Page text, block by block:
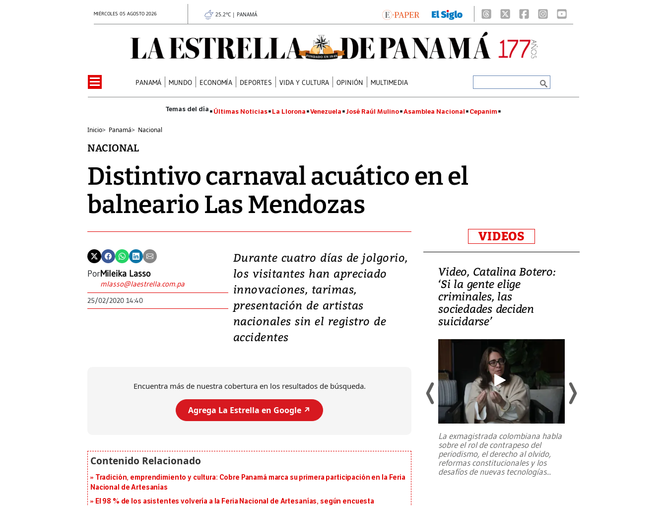
MIÉRCOLES 05 AGOSTO 2026 25.2°C | PANAMÁ
PANAMÁ MUNDO ECONOMÍA DEPORTES VIDA Y CULTURA OPINIÓN MULTIMEDIA
Últimas Noticias La Llorona Venezuela José Raúl Mulino Asamblea Nacional Cepanim
Inicio> Panamá> Nacional
NACIONAL
Distintivo carnaval acuático en el
balneario Las Mendozas
PorMileika Lasso
mlasso@laestrella.com.pa
25/02/2020 14:40
Durante cuatro días de jolgorio,
los visitantes han apreciado
innovaciones, tarimas,
presentación de artistas
nacionales sin el registro de
accidentes
Encuentra más de nuestra cobertura en los resultados de búsqueda.
Agrega La Estrella en Google ↗️
Tradición, emprendimiento y cultura: Cobre Panamá marca su primera participación en la Feria
Nacional de Artesanías
El 98 % de los asistentes volvería a la Feria Nacional de Artesanías, según encuesta
VIDEOS
Video, Japón: Terremoto
deja heridos y graves
daños en Kumamoto
Un fuerte terremoto de magnitud
7,1 se registró este martes 28 de
Video, Catalina Botero:
‘Si la gente elige
criminales, las
sociedades deciden
suicidarse’
La exmagistrada colombiana habla
sobre el rol de contrapeso del
periodismo, el derecho al olvido,
reformas constitucionales y los
desafíos de nuevas tecnologías...